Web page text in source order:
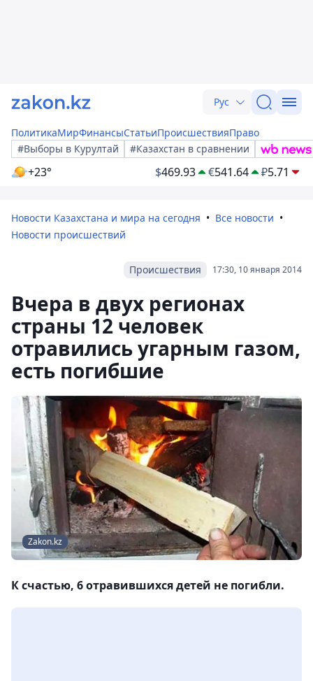
Рус
ПолитикаМирФинансыСтатьиПроисшествияПраво
#Выборы в Курултай
#Казахстан в сравнении
+23° $469.93 €541.64 ₽5.71
Новости Казахстана и мира на сегодня
Все новости
Новости происшествий
17:30, 10 января 2014
Происшествия
Вчера в двух регионах
страны 12 человек
отравились угарным газом,
есть погибшие
Zakon.kz
К счастью, 6 отравившихся детей не погибли.